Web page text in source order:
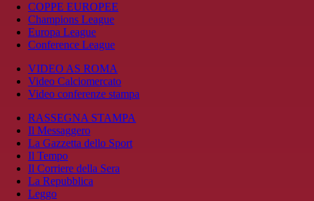
COPPE EUROPEE
Champions League
Europa League
Conference League
VIDEO AS ROMA
Video Calciomercato
Video conferenze stampa
RASSEGNA STAMPA
Il Messaggero
La Gazzetta dello Sport
Il Tempo
Il Corriere della Sera
La Repubblica
Leggo